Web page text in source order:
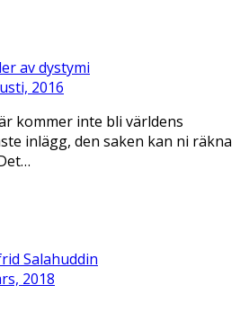
av dystymi
2016
kommer inte bli världens
inlägg, den saken kan ni räkna
Salahuddin
2018